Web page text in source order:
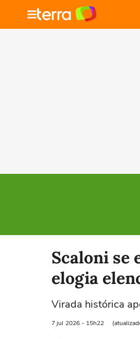
Selecione o time para ver as
Scaloni se
elogia
Virada histórica
7 jul 2026 - 15h22